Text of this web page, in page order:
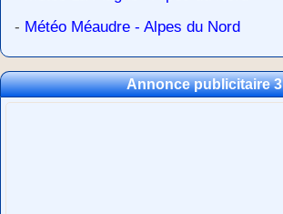
- Météo Méaudre - Alpes du Nord
Annonce publicitaire 3